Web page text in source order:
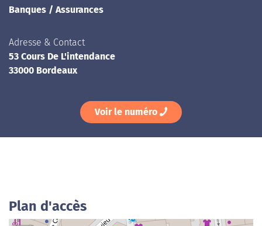
Banques / Assurances
Adresse & Contact
53 Cours De L'intendance
33000 Bordeaux
Voir le numéro
Plan d'accès